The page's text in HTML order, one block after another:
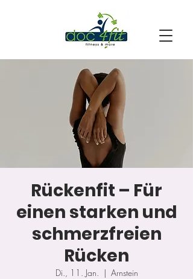
Rückenfit – Für
einen starken und
schmerzfreien
Rücken
Di., 11. Jan.
  |
Arnstein